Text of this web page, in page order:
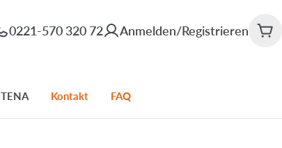
0221-570 320 72 Anmelden/Registrieren
TENA Kontakt FAQ